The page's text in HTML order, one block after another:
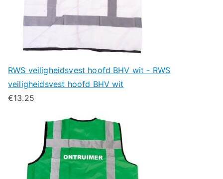
RWS veiligheidsvest hoofd BHV wit - RWS
veiligheidsvest hoofd BHV wit
€13.25